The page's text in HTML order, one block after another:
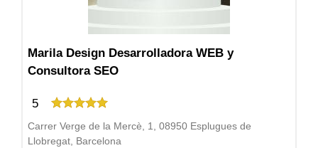
Marila Design Desarrolladora WEB y
Consultora SEO
5
Carrer Verge de la Mercè, 1, 08950 Esplugues de
Llobregat, Barcelona